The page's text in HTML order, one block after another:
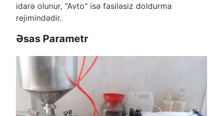
idarə olunur, "Avto" isə fasiləsiz doldurma
rejimindədir.
Əsas Parametr